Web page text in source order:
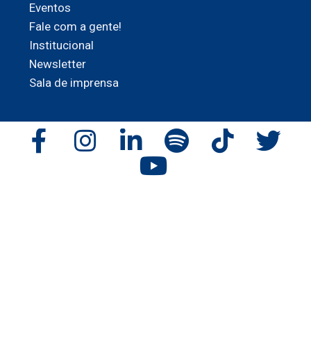
Eventos
Fale com a gente!
Institucional
Newsletter
Sala de imprensa